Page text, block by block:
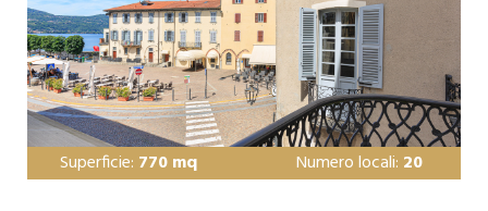
Superficie: 770 mq Numero locali: 20